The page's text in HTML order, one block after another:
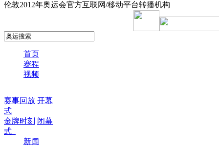
伦敦2012年奥运会官方互联网/移动平台转播机构
首页
赛程
视频
赛事回放 开幕
式
金牌时刻 闭幕
式
新闻